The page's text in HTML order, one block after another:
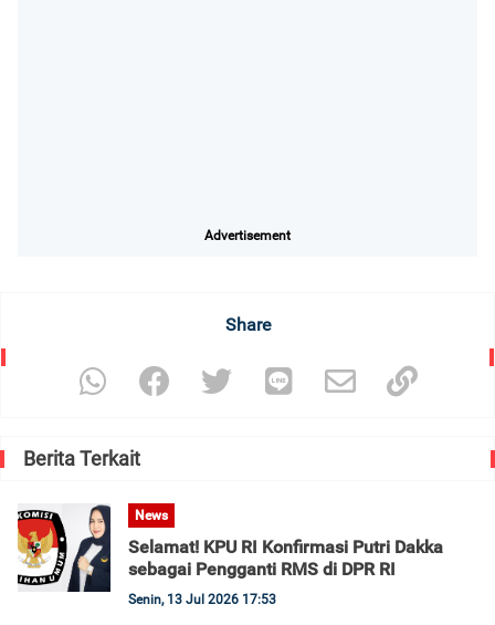
Advertisement
Share
Berita Terkait
News
Selamat! KPU RI Konfirmasi Putri Dakka
sebagai Pengganti RMS di DPR RI
Senin, 13 Jul 2026 17:53